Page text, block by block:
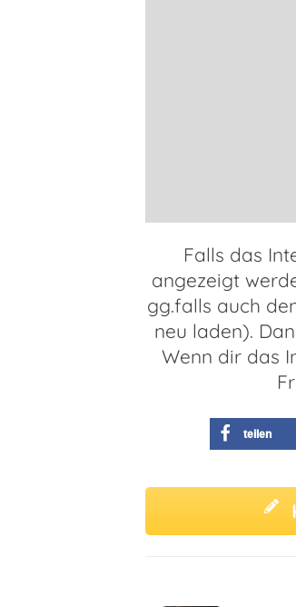
Falls das
angezeigt
gg.falls auch
neu laden).
Wenn dir das
teilen